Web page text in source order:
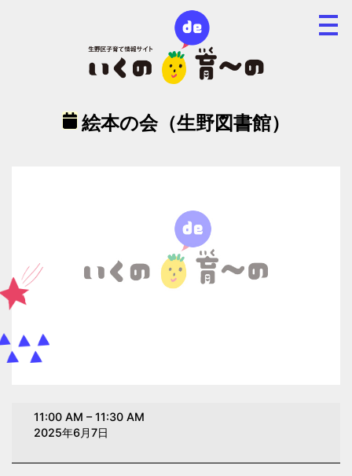
絵本の会（生野図書館）
11:00 AM –11:30 AM
2025年6月7日